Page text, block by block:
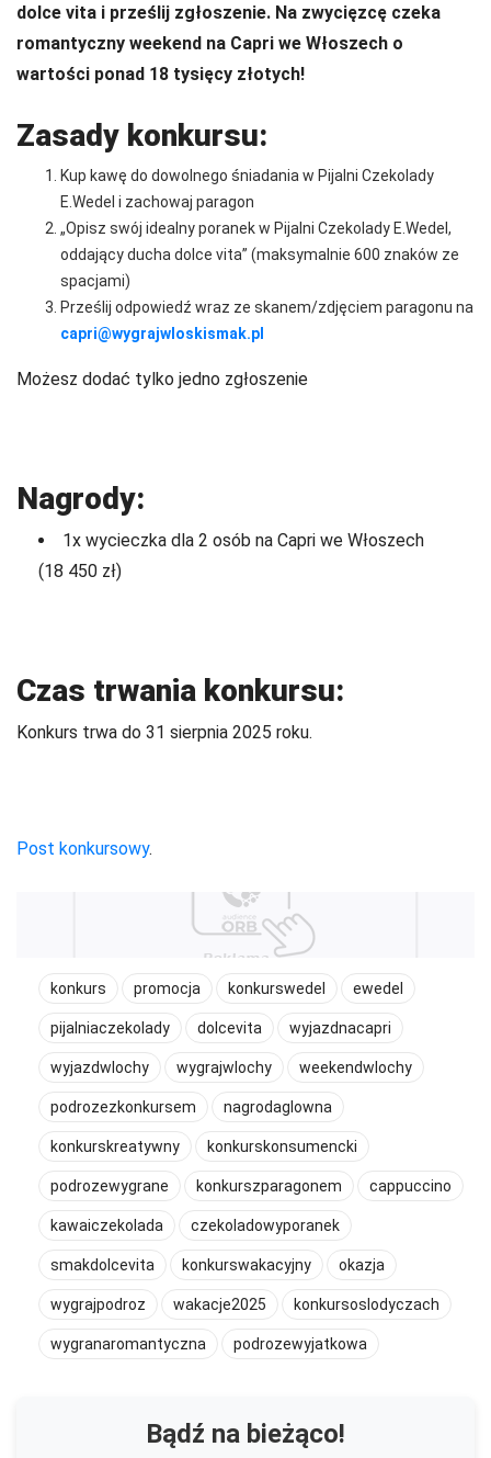
dolce vita i prześlij zgłoszenie. Na zwycięzcę czeka
romantyczny weekend na Capri we Włoszech o
wartości ponad 18 tysięcy złotych!
Zasady konkursu:
Kup kawę do dowolnego śniadania w Pijalni Czekolady
E.Wedel i zachowaj paragon
„Opisz swój idealny poranek w Pijalni Czekolady E.Wedel,
oddający ducha dolce vita” (maksymalnie 600 znaków ze
spacjami)
Prześlij odpowiedź wraz ze skanem/zdjęciem paragonu na
capri@wygrajwloskismak.pl
Możesz dodać tylko jedno zgłoszenie
Nagrody:
1x wycieczka dla 2 osób na Capri we Włoszech
(18 450 zł)
Czas trwania konkursu:
Konkurs trwa do 31 sierpnia 2025 roku.
Post konkursowy.
konkurs promocja konkurswedel ewedel
pijalniaczekolady dolcevita wyjazdnacapri
wyjazdwlochy wygrajwlochy weekendwlochy
podrozezkonkursem nagrodaglowna
konkurskreatywny konkurskonsumencki
podrozewygrane konkurszparagonem cappuccino
kawaiczekolada czekoladowyporanek
smakdolcevita konkurswakacyjny okazja
wygrajpodroz wakacje2025 konkursoslodyczach
wygranaromantyczna podrozewyjatkowa
Bądź na bieżąco!